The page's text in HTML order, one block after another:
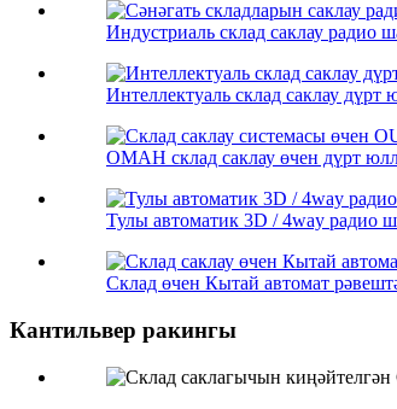
Индустриаль склад саклау радио
Интеллектуаль склад саклау
ОМАН склад саклау өчен дүрт
Тулы автоматик 3D / 4way радио
Склад өчен Кытай автомат
Кантильвер ракингы